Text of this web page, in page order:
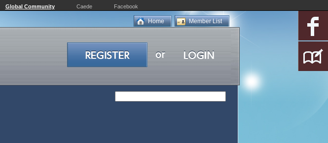
Global Community Caede Facebook
Member List
Home